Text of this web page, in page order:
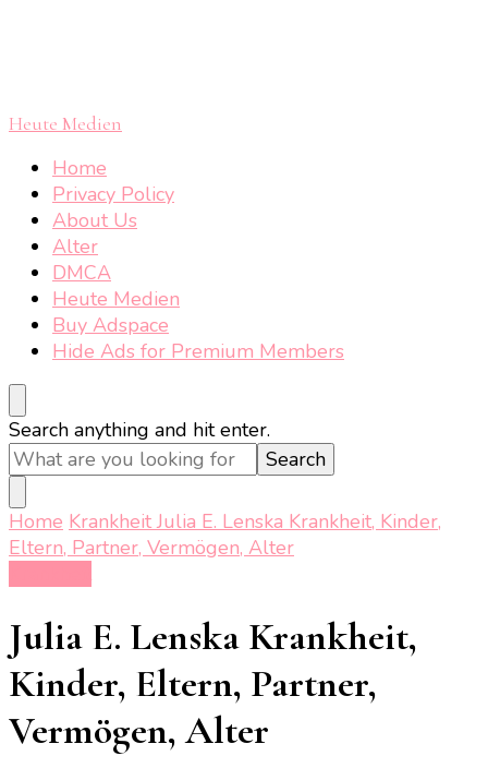
Heute Medien
Home
Privacy Policy
About Us
Alter
DMCA
Heute Medien
Buy Adspace
Hide Ads for Premium Members
Looking
for
Something?
Search anything and hit enter.
Home KrankheitJulia E. Lenska Krankheit, Kinder,
Eltern, Partner, Vermögen, Alter
Julia E. Lenska Krankheit,
Kinder, Eltern, Partner,
Vermögen, Alter